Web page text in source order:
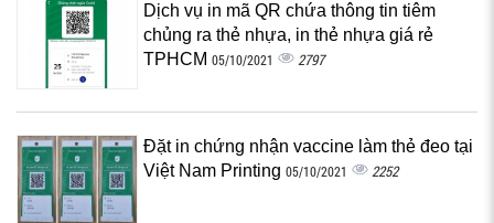
Dịch vụ in mã QR chứa thông tin tiêm
chủng ra thẻ nhựa, in thẻ nhựa giá rẻ
TPHCM 05/10/2021 2797
Đặt in chứng nhận vaccine làm thẻ đeo tại
Việt Nam Printing 05/10/2021 2252